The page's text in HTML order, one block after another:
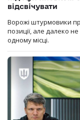
відсвічувати
Ворожі штурмовики
позиції, але далеко
одному місці.